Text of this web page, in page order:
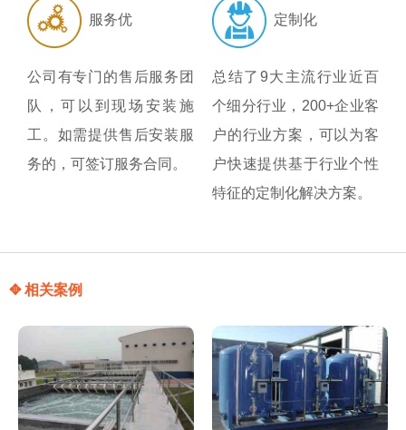
服务优
公司有专门的售后服务团
队，可以到现场安装施
工。如需提供售后安装服
务的，可签订服务合同。
定制化
总结了9大主流行业近百
个细分行业，200+企业客
户的行业方案，可以为客
户快速提供基于行业个性
特征的定制化解决方案。
✥ 相关案例